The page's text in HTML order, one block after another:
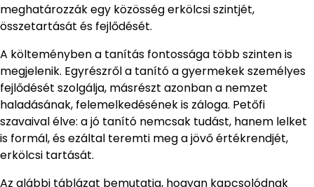
meghatározzák egy közösség erkölcsi szintjét,
összetartását és fejlődését.
A költeményben a tanítás fontossága több szinten is
megjelenik. Egyrészről a tanító a gyermekek személyes
fejlődését szolgálja, másrészt azonban a nemzet
haladásának, felemelkedésének is záloga. Petőfi
szavaival élve: a jó tanító nemcsak tudást, hanem lelket
is formál, és ezáltal teremti meg a jövő értékrendjét,
erkölcsi tartását.
Az alábbi táblázat bemutatja, hogyan kapcsolódnak